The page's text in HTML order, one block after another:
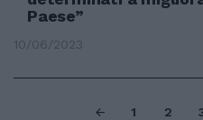
Paese”
10/06/2023
1 2